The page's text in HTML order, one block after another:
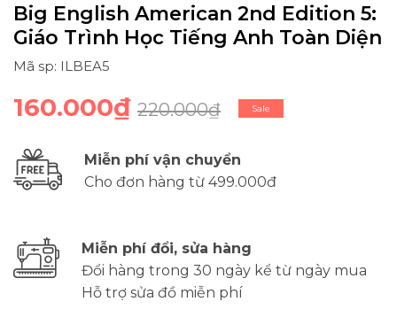
Big English American 2nd Edition 5:
Giáo Trình Học Tiếng Anh Toàn Diện
Mã sp: ILBEA5
160.000₫ 220.000₫ Sale
Miễn phí vận chuyển
Cho đơn hàng từ 499.000đ
Miễn phí đổi, sửa hàng
Đổi hàng trong 30 ngày kể từ ngày mua
Hỗ trợ sửa đồ miễn phí